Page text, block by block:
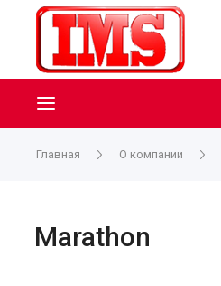
Главная О компании
Marathon